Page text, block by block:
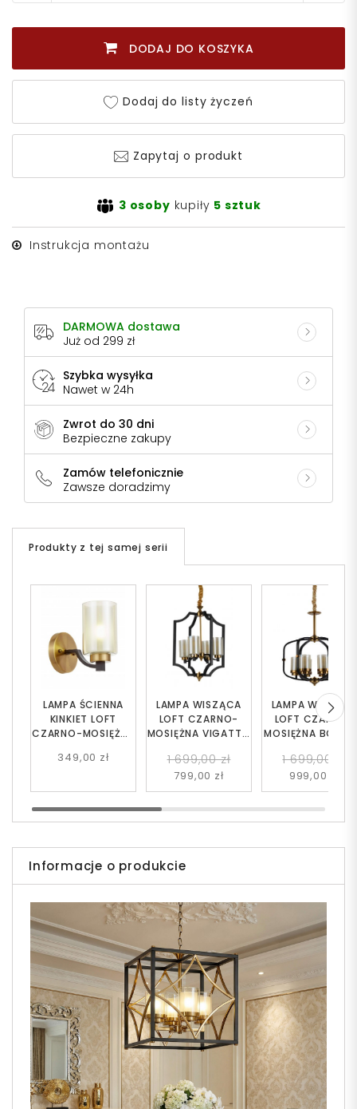
DODAJ DO KOSZYKA
Dodaj do listy życzeń
Zapytaj o produkt
3 osoby kupiły 5 sztuk
Instrukcja montażu
DARMOWA dostawa
Już od 299 zł
Szybka wysyłka
Nawet w 24h
Zwrot do 30 dni
Bezpieczne zakupy
Zamów telefonicznie
Zawsze doradzimy
Produkty z tej samej serii
LAMPA WISZĄCA
LOFT CZARNO-
MOSIĘŻNA
1 699,00 zł
999,00 zł
LAMPA WISZĄCA
LOFT CZARNO-
MOSIĘŻNA VIGATTO
1 699,00 zł
799,00 zł
LAMPA ŚCIENNA
KINKIET LOFT
CZARNO-MOSIĘŻNA
349,00 zł
Informacje o produkcie